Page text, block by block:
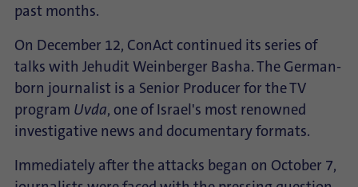
past months.
On December 12, ConAct continued its series of
talks with Jehudit Weinberger Basha. The German-
born journalist is a Senior Producer for the TV
program Uvda, one of Israel's most renowned
investigative news and documentary formats.
Immediately after the attacks began on October 7,